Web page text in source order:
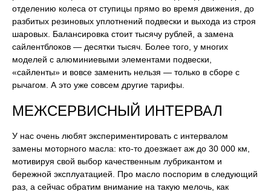
отделению колеса от ступицы прямо во время движения, до
разбитых резиновых уплотнений подвески и выхода из строя
шаровых. Балансировка стоит тысячу рублей, а замена
сайлентблоков — десятки тысяч. Более того, у многих
моделей с алюминиевыми элементами подвески,
«сайленты» и вовсе заменить нельзя — только в сборе с
рычагом. А это уже совсем другие тарифы.
МЕЖСЕРВИСНЫЙ ИНТЕРВАЛ
У нас очень любят экспериментировать с интервалом
замены моторного масла: кто-то доезжает аж до 30 000 км,
мотивируя свой выбор качественным лубрикантом и
бережной эксплуатацией. Про масло поспорим в следующий
раз, а сейчас обратим внимание на такую мелочь, как